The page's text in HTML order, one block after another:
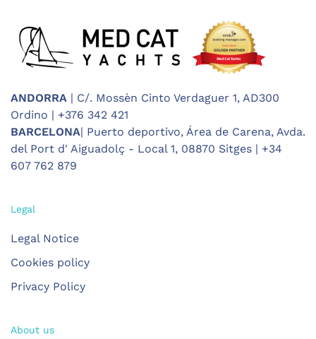
ANDORRA | C/. Mossèn Cinto Verdaguer 1, AD300
Ordino | +376 342 421
BARCELONA| Puerto deportivo, Área de Carena, Avda.
del Port d' Aiguadolç - Local 1, 08870 Sitges | +34
607 762 879
Legal
Legal Notice
Cookies policy
Privacy Policy
About us